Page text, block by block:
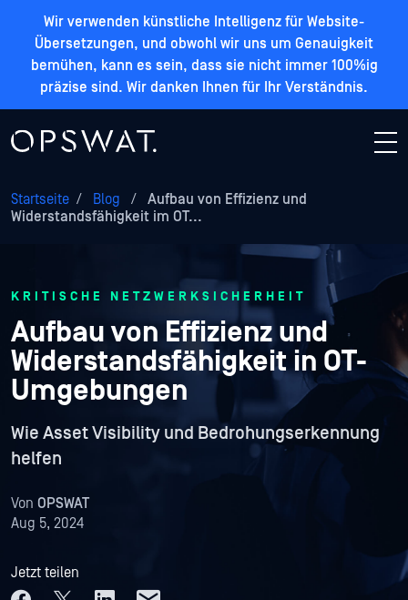
Wir verwenden künstliche Intelligenz für Website-
Übersetzungen, und obwohl wir uns um Genauigkeit
bemühen, kann es sein, dass sie nicht immer 100%ig
präzise sind. Wir danken Ihnen für Ihr Verständnis.
Startseite / Blog /
Aufbau von Effizienz und
Widerstandsfähigkeit im OT...
KRITISCHE NETZWERKSICHERHEIT
Aufbau von Effizienz und
Widerstandsfähigkeit in OT-
Umgebungen
Wie Asset Visibility und Bedrohungserkennung
helfen
Von OPSWAT
Aug 5, 2024
Jetzt teilen